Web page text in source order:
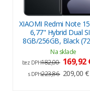
XIAOMI Redmi Note
6,77" Hybrid Dual
8GB/256GB, Black
Na sklade
bez DPH182,00 169,92
s DPH223,86 209,00 €